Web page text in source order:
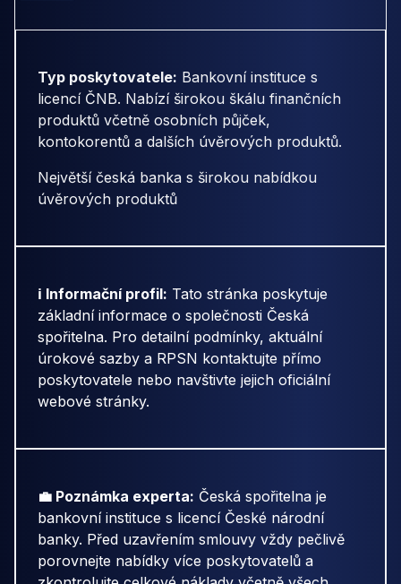
Typ poskytovatele: Bankovní instituce s
licencí ČNB. Nabízí širokou škálu finančních
produktů včetně osobních půjček,
kontokorentů a dalších úvěrových produktů.
Největší česká banka s širokou nabídkou
úvěrových produktů
ℹ️ Informační profil: Tato stránka poskytuje
základní informace o společnosti Česká
spořitelna. Pro detailní podmínky, aktuální
úrokové sazby a RPSN kontaktujte přímo
poskytovatele nebo navštivte jejich oficiální
webové stránky.
💼 Poznámka experta: Česká spořitelna je
bankovní instituce s licencí České národní
banky. Před uzavřením smlouvy vždy pečlivě
porovnejte nabídky více poskytovatelů a